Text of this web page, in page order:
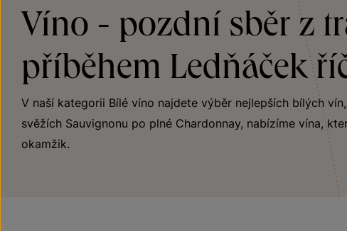
Víno - pozdní sběr z
příběhem Ledňáček
V naší kategorii Bílé víno najdete výběr nejlepších bílých
svěžích Sauvignonu po plné Chardonnay, nabízíme vína,
okamžik.